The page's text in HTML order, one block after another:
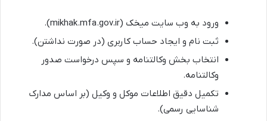
ورود به وب سایت میخک (mikhak.mfa.gov.ir).
ثبت نام و ایجاد حساب کاربری (در صورت نداشتن).
انتخاب بخش وکالتنامه و سپس درخواست صدور
وکالتنامه.
تکمیل دقیق اطلاعات موکل و وکیل (بر اساس مدارک
شناسایی رسمی).